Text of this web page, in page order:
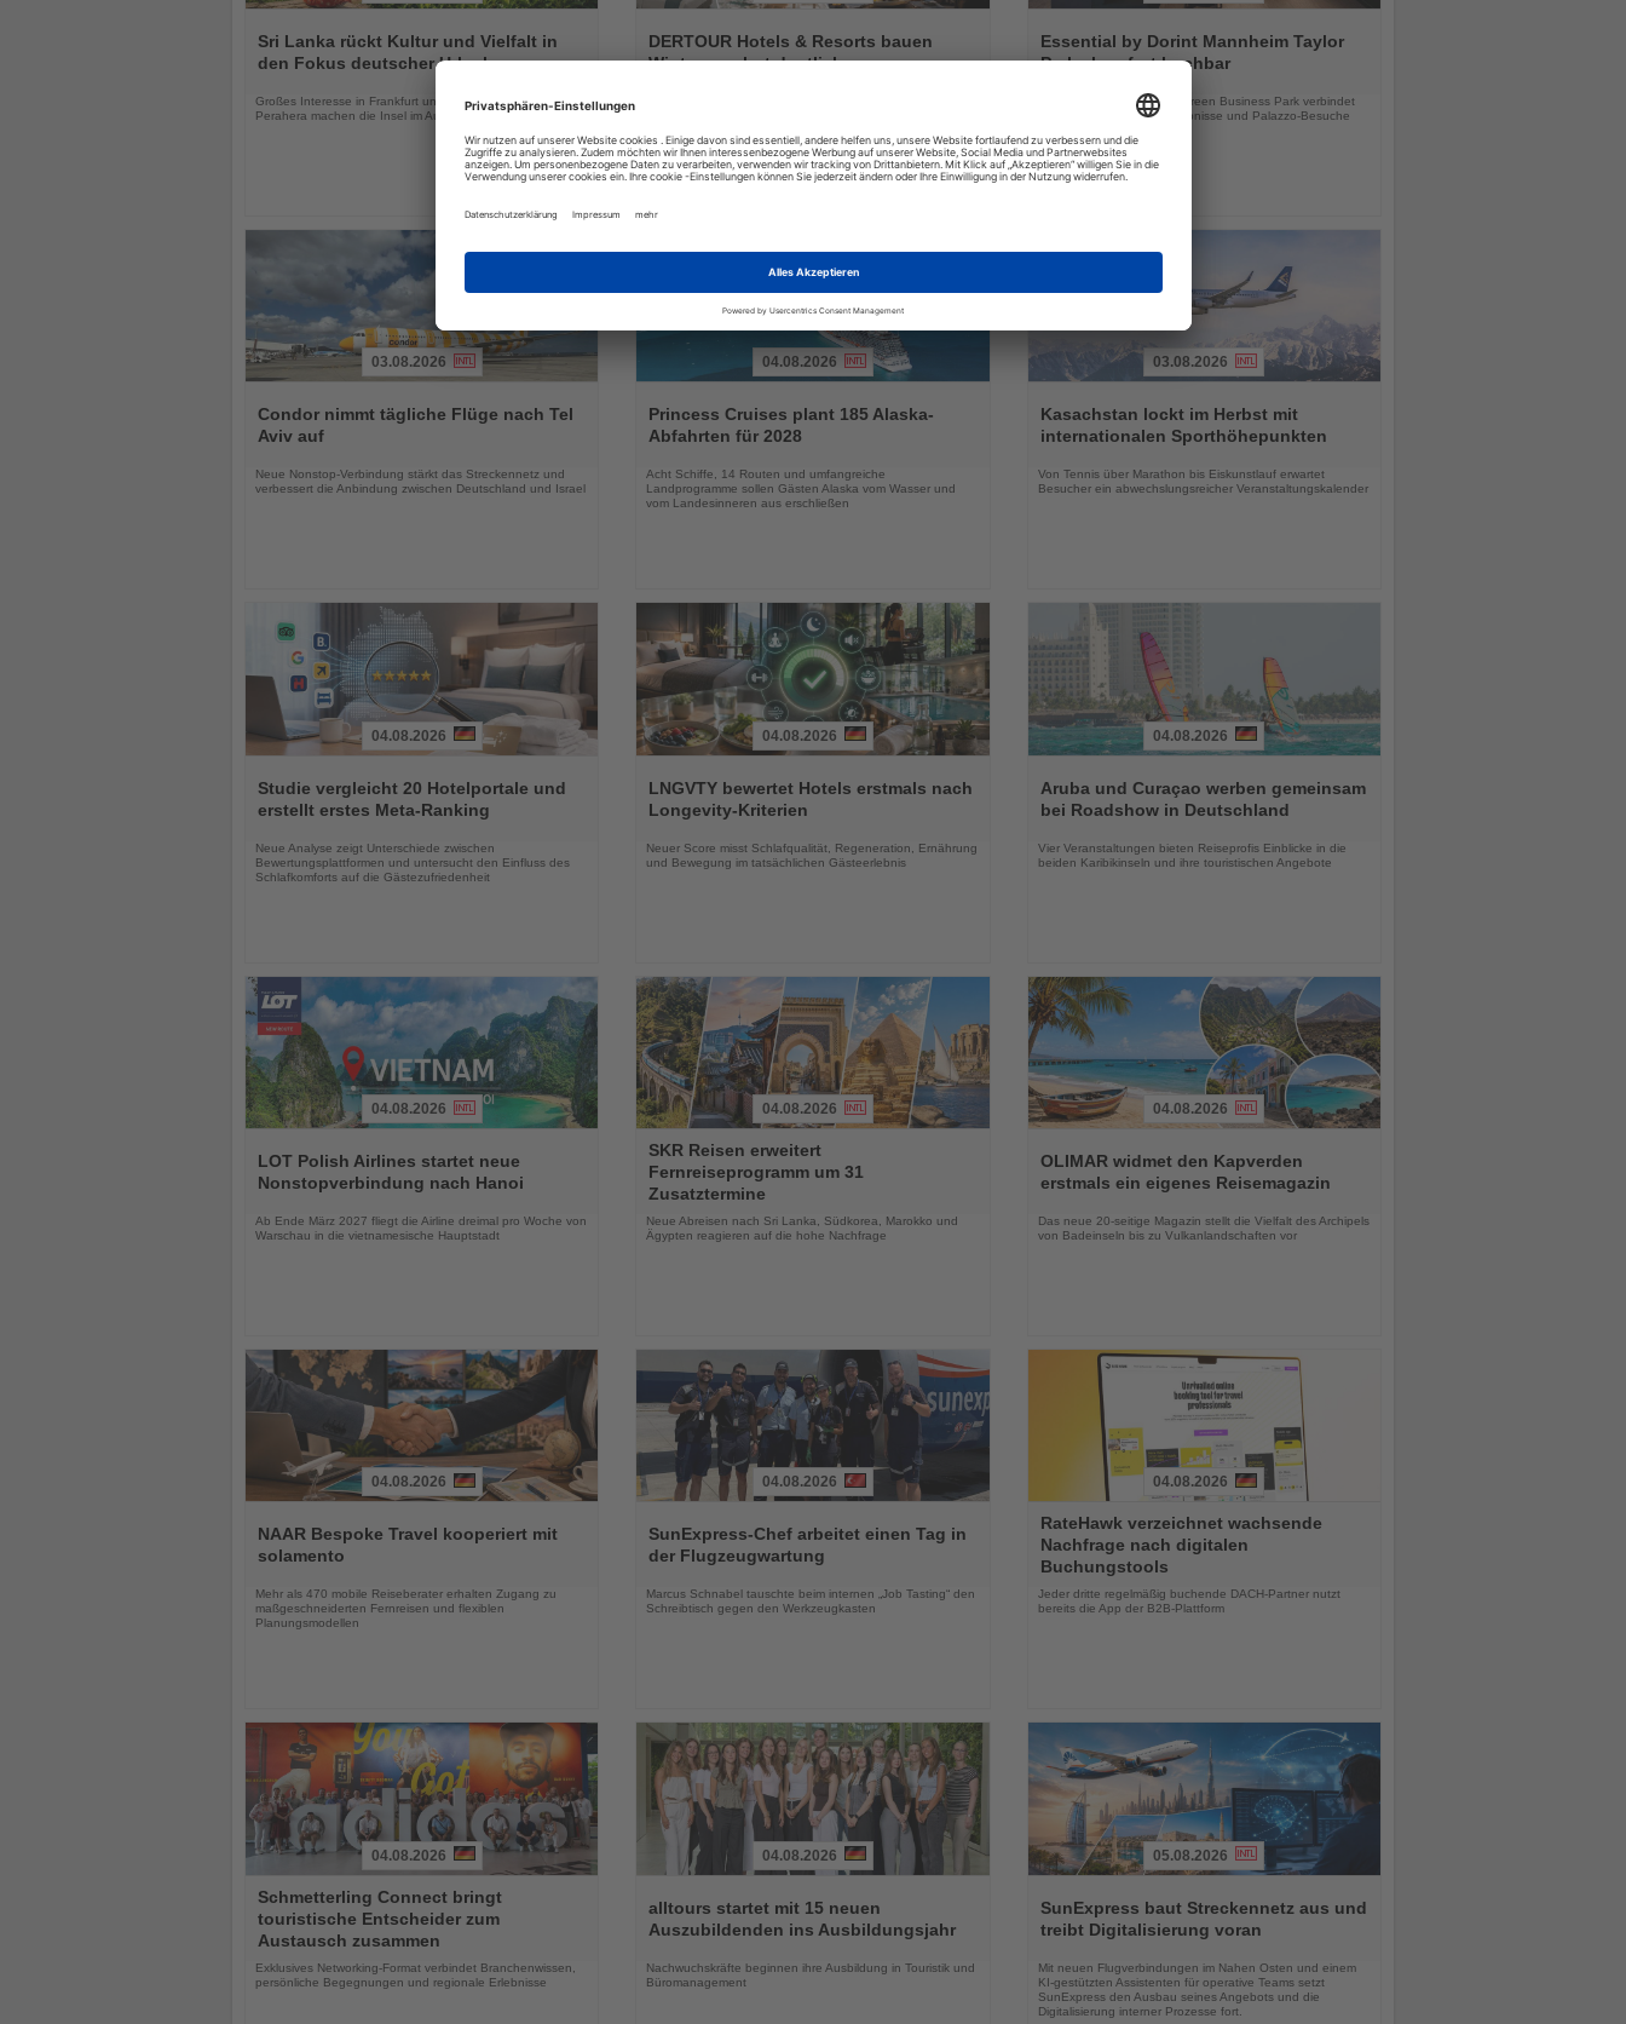
Sie
die
Sri Lanka rückt Kultur und Vielfalt in
den Fokus deutscher Urlauber
Großes Interesse in Frankfurt und das Kandy Esala
Perahera machen die Insel im August besonders attraktiv
Sie
die
DERTOUR Hotels & Resorts bauen
Winterangebot deutlich aus
Sie
die
Essential by Dorint Mannheim Taylor
Park ab sofort buchbar
Das neue Hotel im Taylor Green Business Park verbindet
Geschäftsreisen, Stadterlebnisse und Palazzo-Besuche
Sie
die
03.08.2026
Condor nimmt tägliche Flüge nach Tel
Aviv auf
Neue Nonstop-Verbindung stärkt das Streckennetz und
verbessert die Anbindung zwischen Deutschland und Israel
Sie
die
04.08.2026
Princess Cruises plant 185 Alaska-
Abfahrten für 2028
Acht Schiffe, 14 Routen und umfangreiche
Landprogramme sollen Gästen Alaska vom Wasser und
vom Landesinneren aus erschließen
Sie
die
03.08.2026
Kasachstan lockt im Herbst mit
internationalen Sporthöhepunkten
Von Tennis über Marathon bis Eiskunstlauf erwartet
Besucher ein abwechslungsreicher Veranstaltungskalender
Sie
die
04.08.2026
Studie vergleicht 20 Hotelportale und
erstellt erstes Meta-Ranking
Neue Analyse zeigt Unterschiede zwischen
Bewertungsplattformen und untersucht den Einfluss des
Schlafkomforts auf die Gästezufriedenheit
Sie
die
Nachrichten
04.08.2026
LNGVTY bewertet Hotels erstmals nach
Longevity-Kriterien
Neuer Score misst Schlafqualität, Regeneration, Ernährung
und Bewegung im tatsächlichen Gästeerlebnis
Sie
die
04.08.2026
Aruba und Curaçao werben gemeinsam
bei Roadshow in Deutschland
Vier Veranstaltungen bieten Reiseprofis Einblicke in die
beiden Karibikinseln und ihre touristischen Angebote
Sie
die
Nachrichten
04.08.2026
LOT Polish Airlines startet neue
Nonstopverbindung nach Hanoi
Ab Ende März 2027 fliegt die Airline dreimal pro Woche von
Warschau in die vietnamesische Hauptstadt
Sie
die
Nachrichten
04.08.2026
SKR Reisen erweitert
Fernreiseprogramm um 31
Zusatztermine
Neue Abreisen nach Sri Lanka, Südkorea, Marokko und
Ägypten reagieren auf die hohe Nachfrage
Sie
die
04.08.2026
OLIMAR widmet den Kapverden
erstmals ein eigenes Reisemagazin
Das neue 20-seitige Magazin stellt die Vielfalt des Archipels
von Badeinseln bis zu Vulkanlandschaften vor
Sie
die
04.08.2026
NAAR Bespoke Travel kooperiert mit
solamento
Mehr als 470 mobile Reiseberater erhalten Zugang zu
maßgeschneiderten Fernreisen und flexiblen
Planungsmodellen
Sie
die
Nachrichten
04.08.2026
SunExpress-Chef arbeitet einen Tag in
der Flugzeugwartung
Marcus Schnabel tauschte beim internen „Job Tasting“ den
Schreibtisch gegen den Werkzeugkasten
Sie
die
Nachrichten
04.08.2026
RateHawk verzeichnet wachsende
Nachfrage nach digitalen
Buchungstools
Jeder dritte regelmäßig buchende DACH-Partner nutzt
bereits die App der B2B-Plattform
Sie
die
Nachrichten
04.08.2026
Schmetterling Connect bringt
touristische Entscheider zum
Austausch zusammen
Exklusives Networking-Format verbindet Branchenwissen,
persönliche Begegnungen und regionale Erlebnisse
Sie
die
04.08.2026
alltours startet mit 15 neuen
Auszubildenden ins Ausbildungsjahr
Nachwuchskräfte beginnen ihre Ausbildung in Touristik und
Büromanagement
Sie
die
Nachrichten
05.08.2026
SunExpress baut Streckennetz aus und
treibt Digitalisierung voran
Mit neuen Flugverbindungen im Nahen Osten und einem
KI-gestützten Assistenten für operative Teams setzt
SunExpress den Ausbau seines Angebots und die
Digitalisierung interner Prozesse fort.